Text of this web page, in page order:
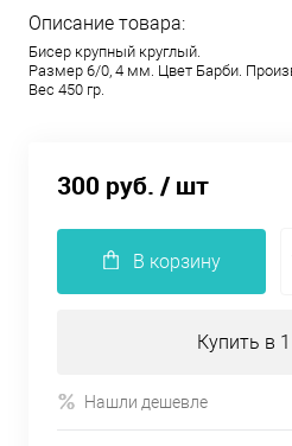
Описание товара:
Бисер крупный круглый.
Размер 6/0, 4 мм. Цвет Барби.
Вес 450 гр.
300 руб. / шт
В корзину
Купить в
Нашли дешевле